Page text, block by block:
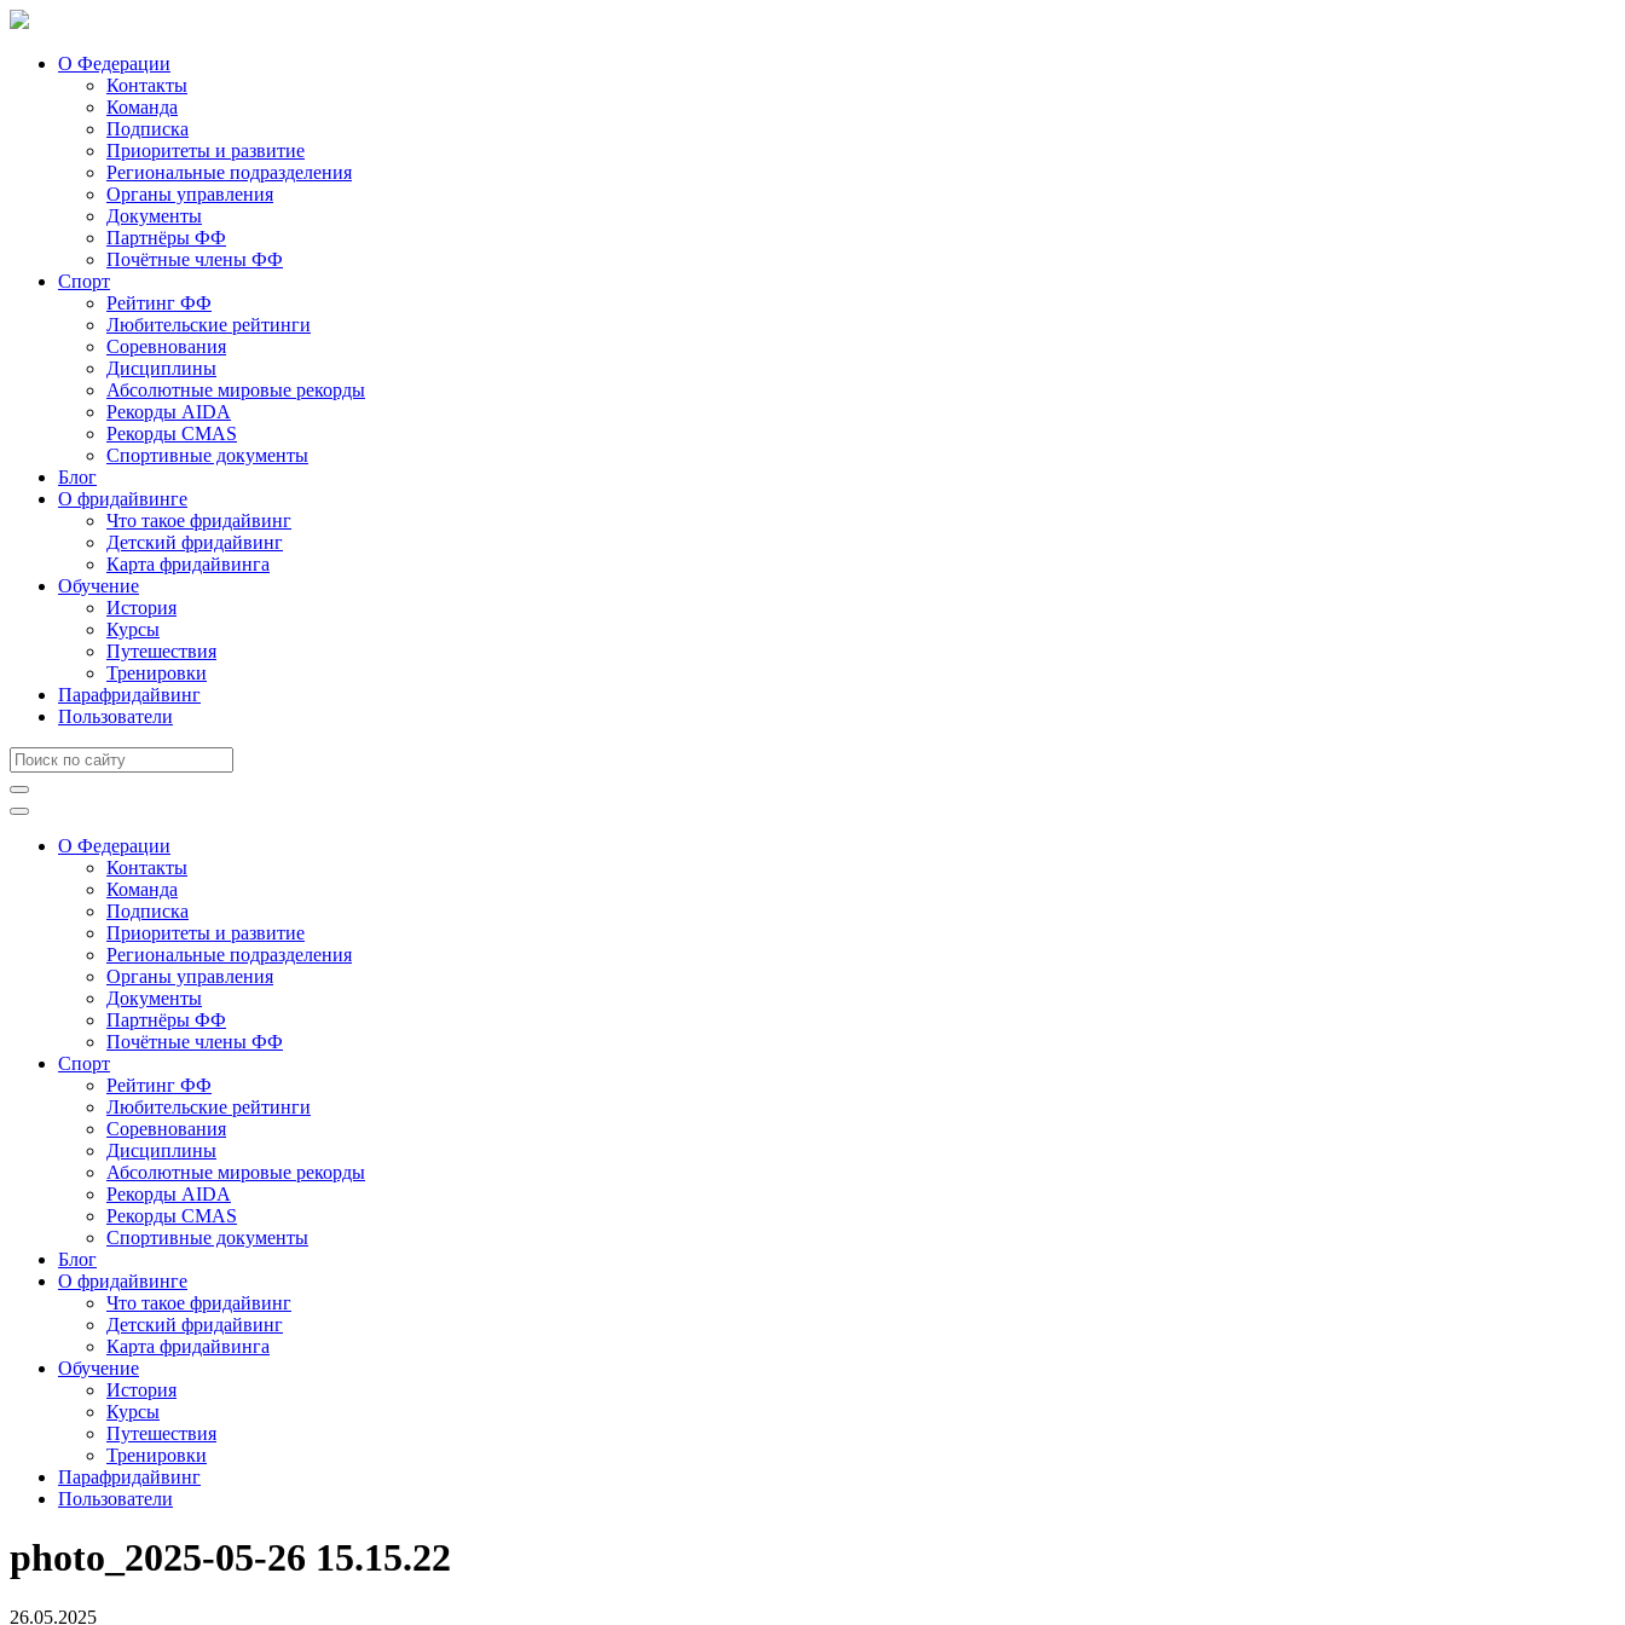
О Федерации
Контакты
Команда
Подписка
Приоритеты и развитие
Региональные подразделения
Органы управления
Документы
Партнёры ФФ
Почётные члены ФФ
Спорт
Рейтинг ФФ
Любительские рейтинги
Соревнования
Дисциплины
Абсолютные мировые рекорды
Рекорды AIDA
Рекорды CMAS
Спортивные документы
Блог
О фридайвинге
Что такое фридайвинг
Детский фридайвинг
Карта фридайвинга
Обучение
История
Курсы
Путешествия
Тренировки
Парафридайвинг
Пользователи
О Федерации
Контакты
Команда
Подписка
Приоритеты и развитие
Региональные подразделения
Органы управления
Документы
Партнёры ФФ
Почётные члены ФФ
Спорт
Рейтинг ФФ
Любительские рейтинги
Соревнования
Дисциплины
Абсолютные мировые рекорды
Рекорды AIDA
Рекорды CMAS
Спортивные документы
Блог
О фридайвинге
Что такое фридайвинг
Детский фридайвинг
Карта фридайвинга
Обучение
История
Курсы
Путешествия
Тренировки
Парафридайвинг
Пользователи
photo_2025-05-26 15.15.22
26.05.2025